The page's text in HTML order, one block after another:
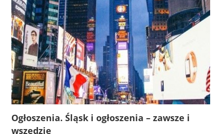
Ogłoszenia. Śląsk i ogłoszenia – zawsze i
wszędzie